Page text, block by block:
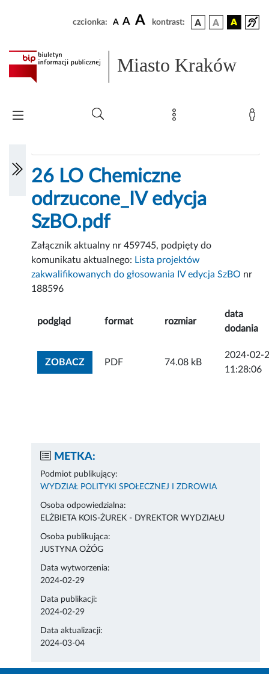
czcionka: A A A kontrast:
Miasto Kraków
26 LO Chemiczne
odrzucone_IV edycja
SzBO.pdf
Załącznik aktualny nr 459745, podpięty do
komunikatu aktualnego: Lista projektów
zakwalifikowanych do głosowania IV edycja SzBO nr
188596
podgląd format rozmiar
data
dodania
ZOBACZZOBACZ ZAŁĄCZNIK
PDF 74.08 kB
2024-02-
11:28:06
METKA:
Podmiot publikujący:
WYDZIAŁ POLITYKI SPOŁECZNEJ I ZDROWIA
Osoba odpowiedzialna:
ELŻBIETA KOIS-ŻUREK - DYREKTOR WYDZIAŁU
Osoba publikująca:
JUSTYNA OŻÓG
Data wytworzenia:
2024-02-29
Data publikacji:
2024-02-29
Data aktualizacji:
2024-03-04